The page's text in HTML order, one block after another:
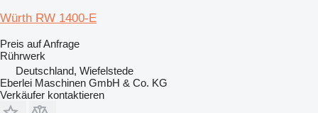
Würth RW 1400-E
Preis auf Anfrage
Rührwerk
Deutschland, Wiefelstede
Eberlei Maschinen GmbH & Co. KG
Verkäufer kontaktieren